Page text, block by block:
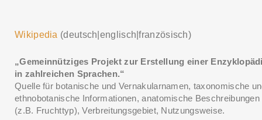
Wikipedia (deutsch|englisch|französisch)
„Gemeinnütziges Projekt zur Erstellung einer
in zahlreichen Sprachen.“
Quelle für botanische und Vernakularnamen, taxonomische
ethnobotanische Informationen, anatomische Beschreibungen
(z.B. Fruchttyp), Verbreitungsgebiet, Nutzungsweise.